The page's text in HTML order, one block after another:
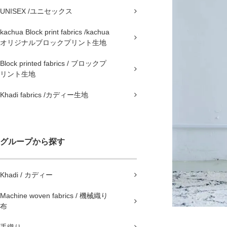
UNISEX /ユニセックス
kachua Block print fabrics /kachua
オリジナルブロックプリント生地
Block printed fabrics / ブロックプ
リント生地
Khadi fabrics /カディー生地
グループから探す
Khadi / カディー
Machine woven fabrics / 機械織り
布